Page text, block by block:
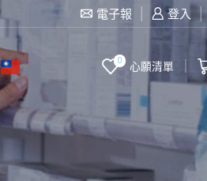
滿2000台幣免運費
電子報 登入
0 心願清單